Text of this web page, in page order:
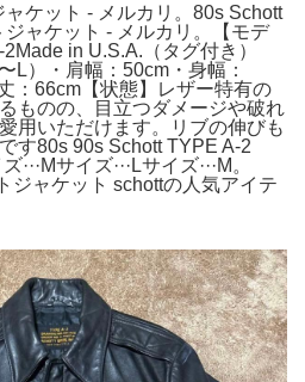
ケット - メルカリ。80s Schott
ャケット - メルカリ。【モデ
in U.S.A.（タグ付き）
L）・肩幅：50cm・身幅：
：66cm【状態】レザー特有の
ものの、目立つダメージや破れ
用いただけます。リブの伸びも
す80s 90s Schott TYPE A-2
サイズ···Lサイズ···M。
ジャケット schottの人気アイテ